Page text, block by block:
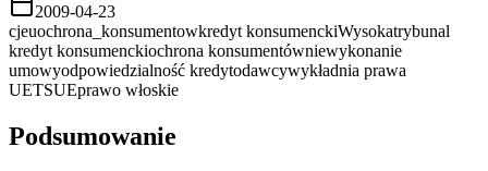
2009-04-23
cjeuochrona_konsumentowkredyt konsumenckiWysokatrybunal
kredyt konsumenckiochrona konsumentówniewykonanie
umowyodpowiedzialność kredytodawcywykładnia prawa
UETSUEprawo włoskie
Podsumowanie